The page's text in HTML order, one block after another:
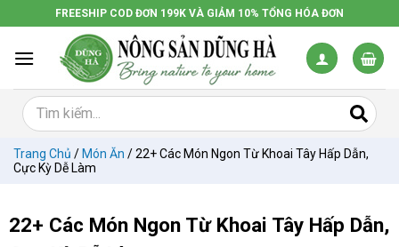
đến
dung
FREESHIP COD ĐƠN 199K VÀ GIẢM 10% TỔNG HÓA ĐƠN
Trang Chủ / Món Ăn /22+ Các Món Ngon Từ Khoai Tây Hấp Dẫn,
Cực Kỳ Dễ Làm
22+ Các Món Ngon Từ Khoai Tây Hấp Dẫn,